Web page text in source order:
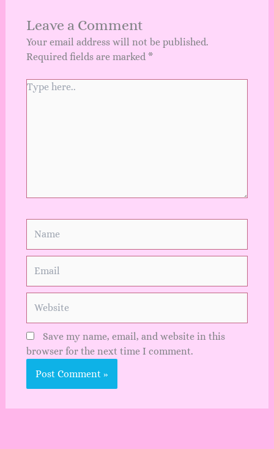
Leave a Comment
Your email address will not be published.
Required fields are marked *
Type
Save my name, email, and website in this
browser for the next time I comment.